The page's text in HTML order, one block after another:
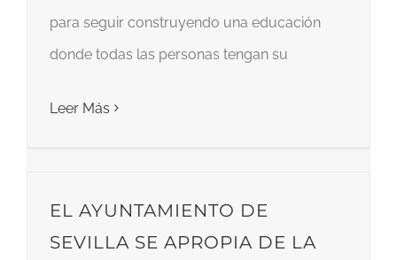
para seguir construyendo una educación
donde todas las personas tengan su
Leer Más
EL AYUNTAMIENTO DE
SEVILLA SE APROPIA DE LA